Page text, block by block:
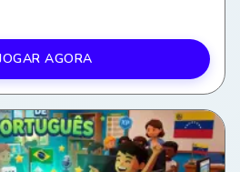
comunicativas do
social e a construção de
em Português como
AGORA